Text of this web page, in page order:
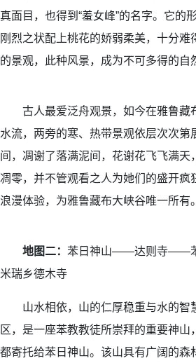
真面目，也得到“羞女峰”的名字。它
刚烈之状配上桃花的娇弱柔美，十分
的景观，此种风景，成为不可多得的自
古人最爱泛舟观景，如今在雅鲁藏
水流，两旁的寒、热带景观依层次次
间，凋谢了落满泥间，花谢花飞飞满
凋零，并不管观看之人为她们的盛开
浪漫体验，为雅鲁藏布大峡谷唯一所有。
地图二： 苯日神山——达则寺——
米瑞乡德木寺
山水相依，山的仁厚稳重与水的智
区，是一座苯教教徒所崇拜的重要神
都寄托给苯日神山。该山具有广阔的